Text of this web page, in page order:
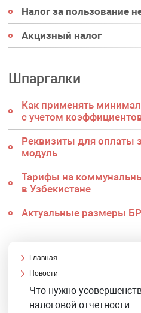
Налог за пользование
Акцизный налог
Шпаргалки
Как применять
с учетом
Реквизиты для оплаты
модуль
Тарифы на
в Узбекистане
Актуальные размеры
Главная
Новости
Что нужно
налоговой отчетности